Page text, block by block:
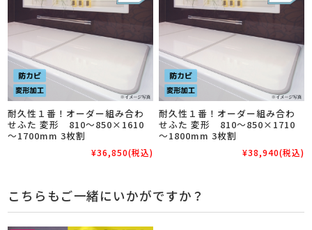
耐久性１番！オーダー組み合わ
せふた 変形 810～850×1610
～1700mm 3枚割
¥36,850(税込)
耐久性１番！オーダー組み合わ
せふた 変形 810～850×1710
～1800mm 3枚割
¥38,940(税込)
こちらもご一緒にいかがですか？